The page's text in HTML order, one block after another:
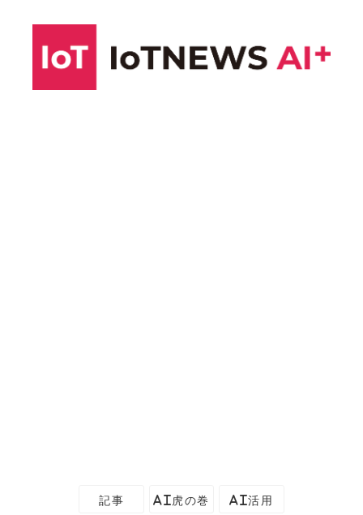
記事 AI虎の巻 AI活用